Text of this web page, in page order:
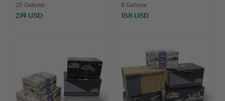
25 Gebote
274 USD
6 Gebote
158 USD